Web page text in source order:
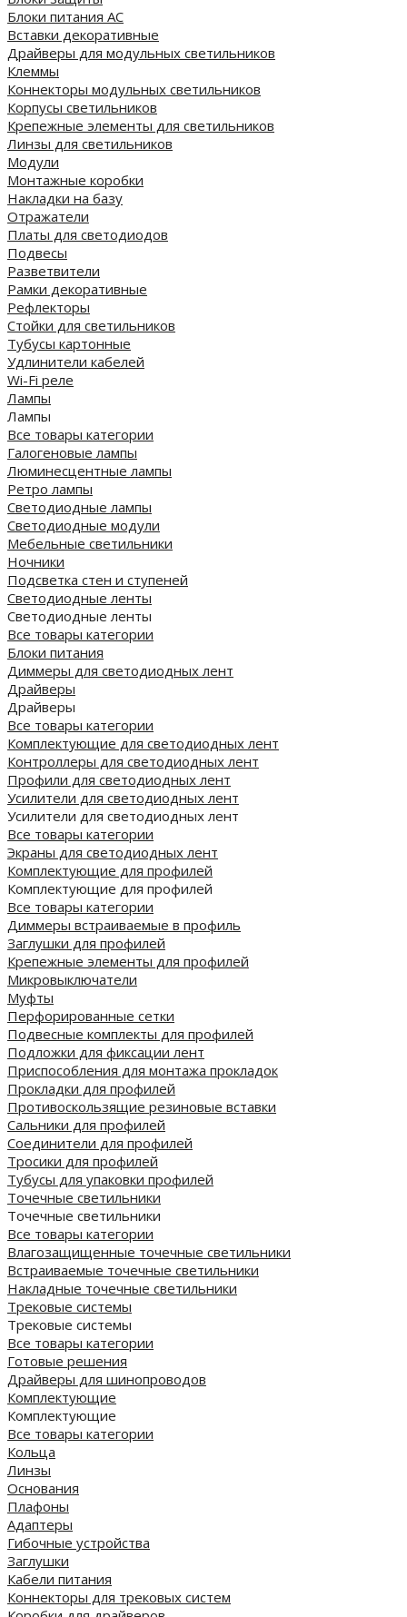
Блоки питания AC
Вставки декоративные
Драйверы для модульных светильников
Клеммы
Коннекторы модульных светильников
Корпусы светильников
Крепежные элементы для светильников
Линзы для светильников
Модули
Монтажные коробки
Накладки на базу
Отражатели
Платы для светодиодов
Подвесы
Разветвители
Рамки декоративные
Рефлекторы
Стойки для светильников
Тубусы картонные
Удлинители кабелей
Wi-Fi реле
Лампы
Лампы
Все товары категории
Галогеновые лампы
Люминесцентные лампы
Ретро лампы
Светодиодные лампы
Светодиодные модули
Мебельные светильники
Ночники
Подсветка стен и ступеней
Светодиодные ленты
Светодиодные ленты
Все товары категории
Блоки питания
Диммеры для светодиодных лент
Драйверы
Драйверы
Все товары категории
Комплектующие для светодиодных лент
Контроллеры для светодиодных лент
Профили для светодиодных лент
Усилители для светодиодных лент
Усилители для светодиодных лент
Все товары категории
Экраны для светодиодных лент
Комплектующие для профилей
Комплектующие для профилей
Все товары категории
Диммеры встраиваемые в профиль
Заглушки для профилей
Крепежные элементы для профилей
Микровыключатели
Муфты
Перфорированные сетки
Подвесные комплекты для профилей
Подложки для фиксации лент
Приспособления для монтажа прокладок
Прокладки для профилей
Противоскользящие резиновые вставки
Сальники для профилей
Соединители для профилей
Тросики для профилей
Тубусы для упаковки профилей
Точечные светильники
Точечные светильники
Все товары категории
Влагозащищенные точечные светильники
Встраиваемые точечные светильники
Накладные точечные светильники
Трековые системы
Трековые системы
Все товары категории
Готовые решения
Драйверы для шинопроводов
Комплектующие
Комплектующие
Все товары категории
Кольца
Линзы
Основания
Плафоны
Адаптеры
Гибочные устройства
Заглушки
Кабели питания
Коннекторы для трековых систем